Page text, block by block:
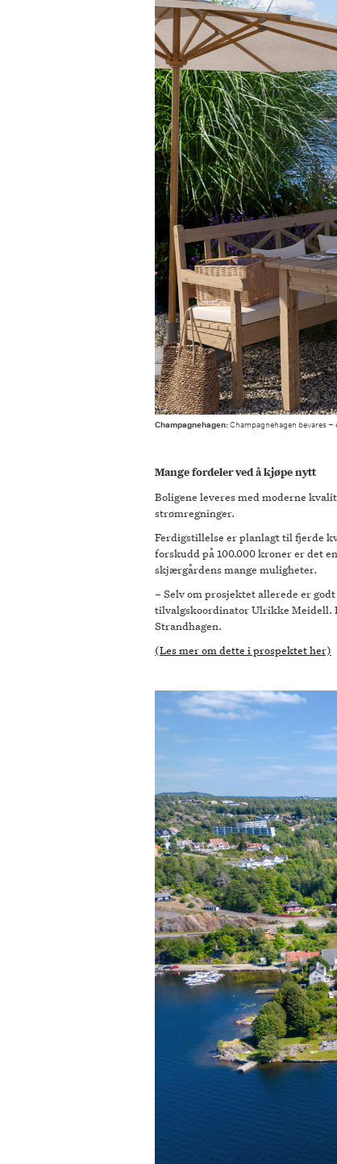
Champagnehagen:Champagnehagen bevares
Mange fordeler ved å kjøpe nytt
Boligene leveres med moderne
strømregninger.
Ferdigstillelse er planlagt til fjerde
forskudd på 100.000 kroner er det
skjærgårdens mange muligheter.
– Selv om prosjektet allerede er
tilvalgskoordinator Ulrikke Meidell.
Strandhagen.
(Les mer om dette i prospektet her)